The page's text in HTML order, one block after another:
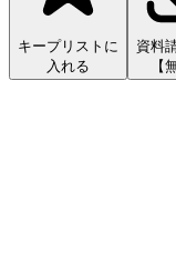
キープリストに
入れる
資料
【